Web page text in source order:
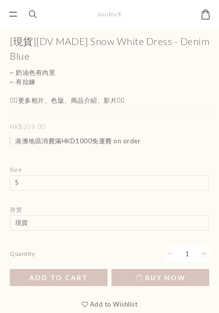
[現貨][DV MADE] Snow White Dress - Denim
Blue
~ 奶油色有內里
~ 有拉鍊
👇🏻更多相片、色版、商品介紹、影片👇🏻
HK$359.00
港澳地區消費滿HKD1000免運費 on order
Size
存貨
Quantity
ADD TO CART BUY NOW
Add to Wishlist